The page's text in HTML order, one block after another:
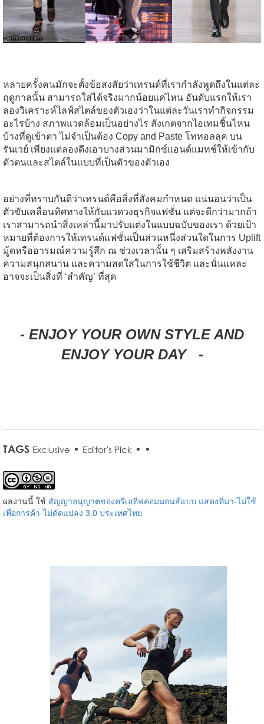
หลายครั้งคนมักจะตั้งข้อสงสัยว่าเทรนด์ที่เรากำลังพูดถึงในแต่ละ
ฤดูกาลนั้น สามารถใส่ได้จริงมากน้อยแค่ไหน อันดับแรกให้เรา
ลองวิเคราะห์ไลฟ์สไตล์ของตัวเองว่าในแต่ละวันเราทำกิจกรรม
อะไรบ้าง สภาพแวดล้อมเป็นอย่างไร สังเกตจากไอเทมชิ้นไหน
บ้างที่ดูเข้าตา ไม่จำเป็นต้อง Copy and Paste โททอลลุค บน
รันเวย์ เพียงแต่ลองดึงเอาบางส่วนมามิกซ์แอนด์แมทช์ให้เข้ากับ
ตัวตนและสไตล์ในแบบที่เป็นตัวของตัวเอง
อย่างที่ทราบกันดีว่าเทรนด์คือสิ่งที่สังคมกำหนด แน่นอนว่าเป็น
ตัวขับเคลื่อนทิศทางให้กับแวดวงธุรกิจแฟชั่น แต่จะดีกว่ามากถ้า
เราสามารถนำสิ่งเหล่านี้มาปรับแต่งในแบบฉบับของเรา ด้วยเป้า
หมายที่ต้องการให้เทรนด์แฟชั่นเป็นส่วนหนึ่งส่วนใดในการ Uplift
มู้ดหรืออารมณ์ความรู้สึก ณ ช่วงเวลานั้น ๆ เสริมสร้างพลังงาน
ความสนุกสนาน และความสดใสในการใช้ชีวิต และนั่นแหละ
อาจจะเป็นสิ่งที่ ‘สำคัญ’ ที่สุด
- ENJOY YOUR OWN STYLE AND
ENJOY YOUR DAY -
TAGS Exclusive • Editor's Pick • •
ผลงานนี้ ใช้ สัญญาอนุญาตของครีเอทีฟคอมมอนส์แบบ แสดงที่มา-ไม่ใช้
เพื่อการค้า-ไม่ดัดแปลง 3.0 ประเทศไทย